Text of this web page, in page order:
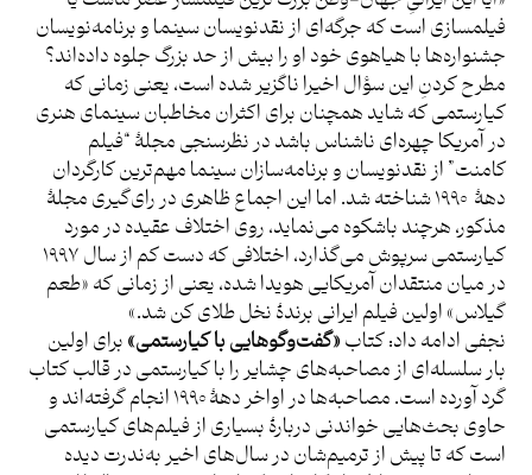
فیلمسازی است که جرگه‌ای از نقدنویسان سینما و برنامه‌نویسان
جشنواره‌ها با هیاهوی خود او را بیش از حد بزرگ جلوه داده‌اند؟
مطرح کردنِ این سؤال اخیرا ناگزیر شده است، یعنی زمانی که
کیارستمی که شاید همچنان برای اکثران مخاطبان سینمای هنری
در آمریکا چهره‌ای ناشناس باشد در نظرسنجی مجلۀ “فیلم
کامنت” از نقدنویسان و برنامه‌سازان سینما مهم‌ترین کارگردان
دهۀ ۱۹۹۰ شناخته شد. اما این اجماع ظاهری در رای‌گیری مجلۀ
مذکور، هرچند باشکوه می‌نماید، روی اختلاف عقیده در مورد
کیارستمی سرپوش می‌گذارد، اختلافی که دست کم از سال ۱۹۹۷
در میان منتقدان آمریکایی هویدا شده، یعنی از زمانی که «طعم
گیلاس» اولین فیلم ایرانی برندۀ نخل طلای کن شد.»
نجفی ادامه داد: کتاب«گفت‌وگوهایی با کیارستمی»برای اولین
بار سلسله‌ای از مصاحبه‌های چشایر را با کیارستمی در قالب کتاب
گرد آورده است. مصاحبه‌ها در اواخر دهۀ ۱۹۹۰ انجام گرفته‌اند و
حاوی بحث‌هایی خواندنی دربارۀ بسیاری از فیلم‌های کیارستمی
است که تا پیش از ترمیم‌شان در سال‌های اخیر به‌ندرت دیده